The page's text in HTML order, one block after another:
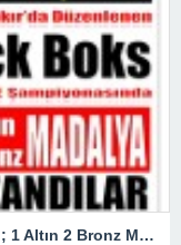
Anamur’lu Sporculardan Büyük Başarı ; 1 Altın 2 Bronz Madalya Kazandılar